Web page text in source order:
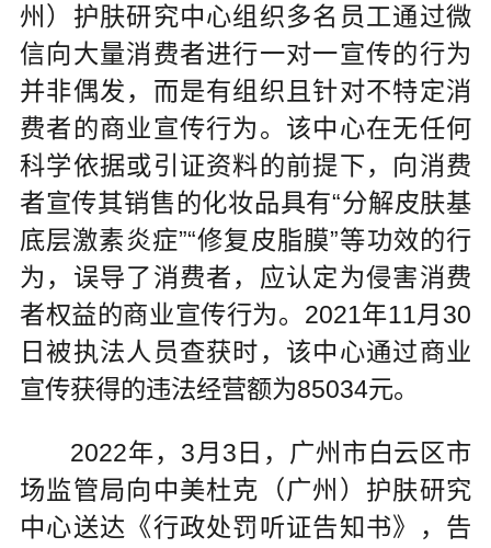
州）护肤研究中心组织多名员工通过微
信向大量消费者进行一对一宣传的行为
并非偶发，而是有组织且针对不特定消
费者的商业宣传行为。该中心在无任何
科学依据或引证资料的前提下，向消费
者宣传其销售的化妆品具有“分解皮肤基
底层激素炎症”“修复皮脂膜”等功效的行
为，误导了消费者，应认定为侵害消费
者权益的商业宣传行为。2021年11月30
日被执法人员查获时，该中心通过商业
宣传获得的违法经营额为85034元。
2022年，3月3日，广州市白云区市
场监管局向中美杜克（广州）护肤研究
中心送达《行政处罚听证告知书》，告